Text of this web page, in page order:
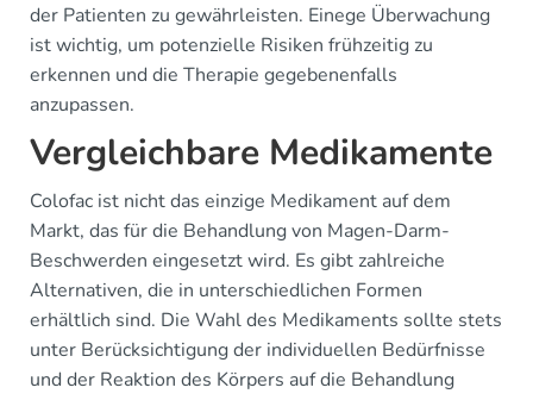
der Patienten zu gewährleisten. Einege Überwachung
ist wichtig, um potenzielle Risiken frühzeitig zu
erkennen und die Therapie gegebenenfalls
anzupassen.
Vergleichbare Medikamente
Colofac ist nicht das einzige Medikament auf dem
Markt, das für die Behandlung von Magen-Darm-
Beschwerden eingesetzt wird. Es gibt zahlreiche
Alternativen, die in unterschiedlichen Formen
erhältlich sind. Die Wahl des Medikaments sollte stets
unter Berücksichtigung der individuellen Bedürfnisse
und der Reaktion des Körpers auf die Behandlung